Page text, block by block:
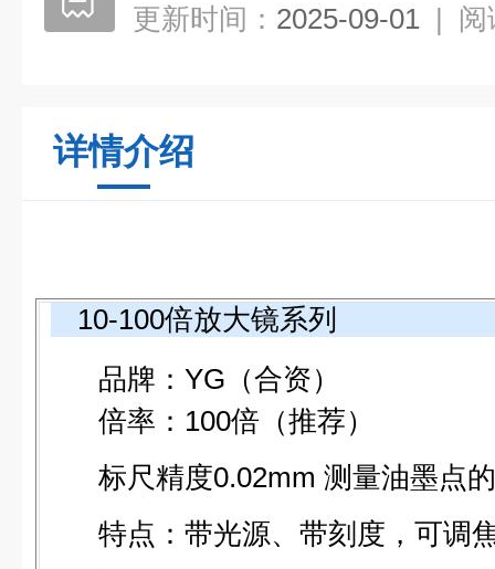
更新时间： 2025-09-01 | 阅
详情介绍
10-100倍放大镜系列
品牌：YG（合资）
倍率：100倍（推荐）
标尺精度0.02mm 测量油墨点
特点：带光源、带刻度，可调